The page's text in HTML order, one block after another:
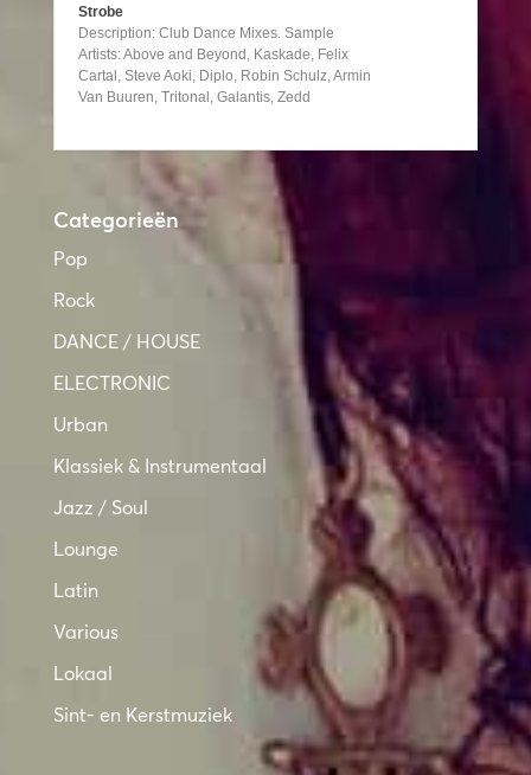
Strobe
Description: Club Dance Mixes. Sample
Artists: Above and Beyond, Kaskade, Felix
Cartal, Steve Aoki, Diplo, Robin Schulz, Armin
Van Buuren, Tritonal, Galantis, Zedd
Categorieën
Pop
Rock
DANCE / HOUSE
ELECTRONIC
Urban
Klassiek & Instrumentaal
Jazz / Soul
Lounge
Latin
Various
Lokaal
Sint- en Kerstmuziek